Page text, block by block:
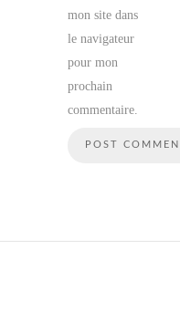
mon site dans
le navigateur
pour mon
prochain
commentaire.